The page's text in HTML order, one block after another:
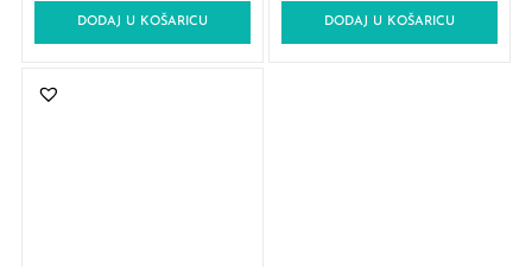
DODAJ U KOŠARICU DODAJ U KOŠARICU